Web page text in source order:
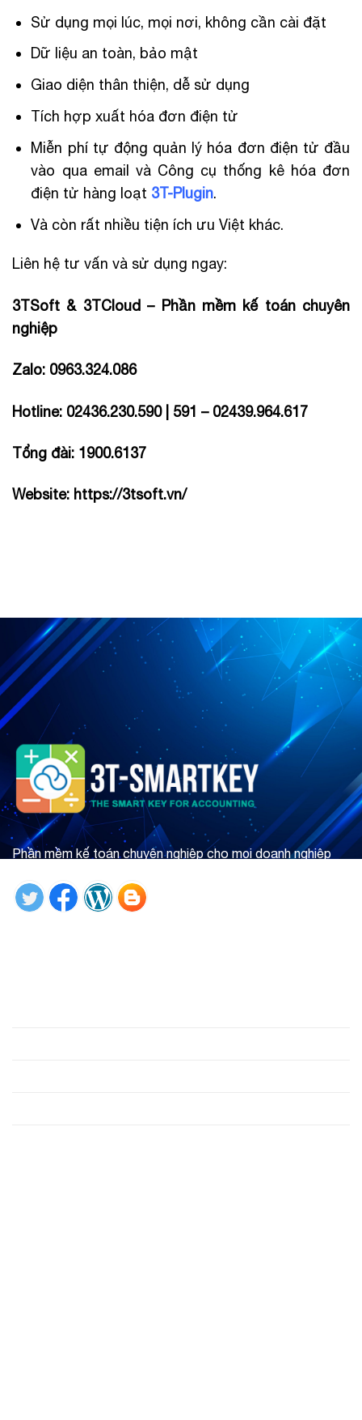
Sử dụng mọi lúc, mọi nơi, không cần cài đặt
Dữ liệu an toàn, bảo mật
Giao diện thân thiện, dễ sử dụng
Tích hợp xuất hóa đơn điện tử
Miễn phí tự động quản lý hóa đơn điện tử đầu
vào qua email và Công cụ thống kê hóa đơn
điện tử hàng loạt 3T-Plugin.
Và còn rất nhiều tiện ích ưu Việt khác.
Liên hệ tư vấn và sử dụng ngay:
3TSoft & 3TCloud – Phần mềm kế toán chuyên
nghiệp
Zalo: 0963.324.086
Hotline: 02436.230.590 | 591 – 02439.964.617
Tổng đài: 1900.6137
Website: https://3tsoft.vn/
Phần mềm kế toán chuyên nghiệp cho mọi doanh nghiệp